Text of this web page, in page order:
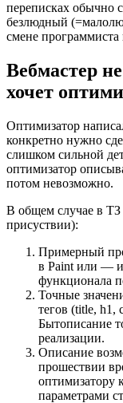
переписках обычно
безлюдный
смене
Вебмастер
хочет
Оптимизатор
конкретно нужно
слишком сильной
оптимизатор
потом невозможно.
В общем случае в ТЗ
присуствии):
Примерный
в Paint или —
функционала
Точные
тегов (title, h1,
Бытописание
реализации.
Описание
прошествии
оптимизатору
параметрами